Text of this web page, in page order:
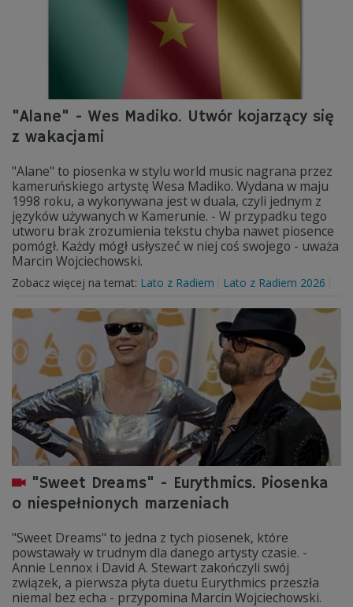
"Alane" - Wes Madiko. Utwór kojarzący się
z wakacjami
"Alane" to piosenka w stylu world music nagrana przez
kameruńskiego artystę Wesa Madiko. Wydana w maju
1998 roku, a wykonywana jest w duala, czyli jednym z
języków używanych w Kamerunie. - W przypadku tego
utworu brak zrozumienia tekstu chyba nawet piosence
pomógł. Każdy mógł usłyszeć w niej coś swojego - uważa
Marcin Wojciechowski.
Zobacz więcej na temat: Lato z Radiem Lato z Radiem 2026
"Sweet Dreams" - Eurythmics. Piosenka
o niespełnionych marzeniach
"Sweet Dreams" to jedna z tych piosenek, które
powstawały w trudnym dla danego artysty czasie. -
Annie Lennox i David A. Stewart zakończyli swój
związek, a pierwsza płyta duetu Eurythmics przeszła
niemal bez echa - przypomina Marcin Wojciechowski.